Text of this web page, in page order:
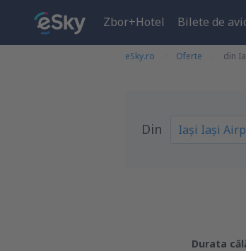
Zbor+Hotel Bilete de
eSky.ro Oferte din
Din
Durata